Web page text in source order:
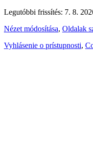
Legutóbbi frissítés: 7. 8.
Nézet módosítása, Oldalak
Vyhlásenie o prístupnosti,